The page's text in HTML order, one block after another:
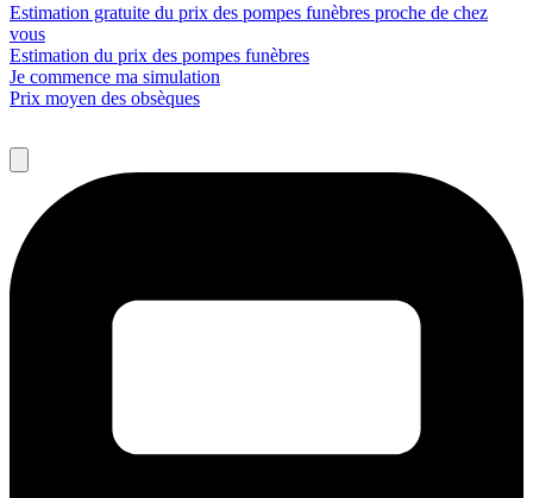
Estimation gratuite du prix des pompes funèbres proche de chez
vous
Estimation du prix des pompes funèbres
Je commence ma simulation
Prix moyen des obsèques